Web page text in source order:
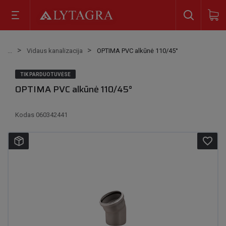
Vidaus kanalizacija OPTIMA PVC alkūnė 110/45°
TIK PARDUOTUVĖSE
OPTIMA PVC alkūnė 110/45°
Kodas 060342441
favorite_border